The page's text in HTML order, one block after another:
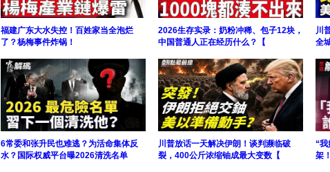
福建广东大水失控！百姓家当全泡烂
了？杨梅事件炸锅！
2026生存实录：奶粉冲稀、包子12块，
中国普通人正在经历什么？【
川
全
6常委和张升民也难逃？为活命集体反
水？国际权威平台曝2026清洗名单
川普放话一天解决伊朗！谈判濒临破
裂，400公斤浓缩铀成最大变数【
“我
架